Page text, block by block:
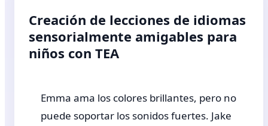
Creación de lecciones de idiomas
sensorialmente amigables para
niños con TEA
Emma ama los colores brillantes, pero no
puede soportar los sonidos fuertes. Jake